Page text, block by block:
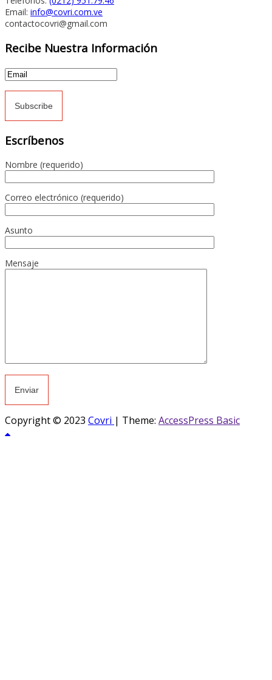
Email: info@covri.com.ve
contactocovri@gmail.com
Recibe Nuestra Información
Escríbenos
Nombre (requerido)
Correo electrónico (requerido)
Asunto
Mensaje
Copyright © 2023 Covri | Theme: AccessPress Basic